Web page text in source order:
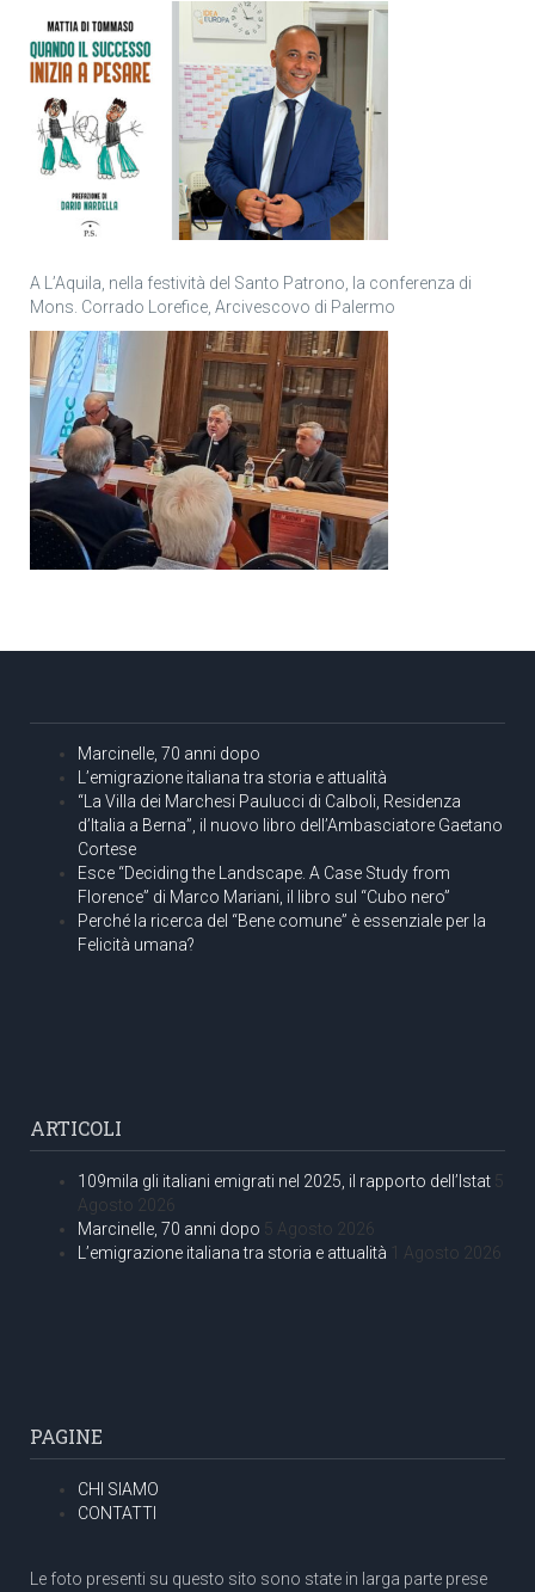
A L’Aquila, nella festività del Santo Patrono, la conferenza di
Mons. Corrado Lorefice, Arcivescovo di Palermo
Marcinelle, 70 anni dopo
L’emigrazione italiana tra storia e attualità
“La Villa dei Marchesi Paulucci di Calboli, Residenza
d’Italia a Berna”, il nuovo libro dell’Ambasciatore Gaetano
Cortese
Esce “Deciding the Landscape. A Case Study from
Florence” di Marco Mariani, il libro sul “Cubo nero”
Perché la ricerca del “Bene comune” è essenziale per la
Felicità umana?
ARTICOLI
109mila gli italiani emigrati nel 2025, il rapporto dell’Istat 5
Agosto 2026
Marcinelle, 70 anni dopo 5 Agosto 2026
L’emigrazione italiana tra storia e attualità 1 Agosto 2026
PAGINE
CHI SIAMO
CONTATTI
Le foto presenti su questo sito sono state in larga parte prese